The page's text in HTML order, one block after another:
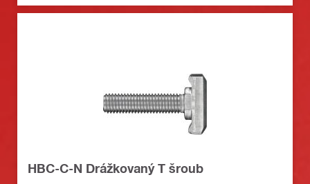
HBC-C-N Drážkovaný T šroub